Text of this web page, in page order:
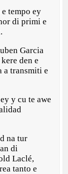
tempo ey
di primi e
Garcia
den e
a transmiti e
y cu te awe
na tur
di
Laclé,
tanto e